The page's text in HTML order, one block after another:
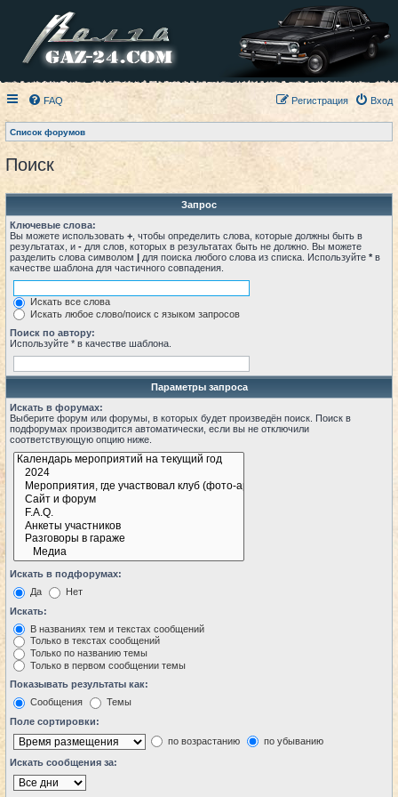
FAQ Вход
Регистрация
Список форумов
Поиск
Запрос
Ключевые слова:
Вы можете использовать + , чтобы определить слова, которые должны быть в
результатах, и - для слов, которых в результатах быть не должно. Вы можете
разделить слова символом | для поиска любого слова из списка. Используйте * в
качестве шаблона для частичного совпадения.
Искать все слова
Искать любое слово/поиск с языком запросов
Поиск по автору:
Используйте * в качестве шаблона.
Параметры запроса
Искать в форумах:
Выберите форум или форумы, в которых будет произведён поиск. Поиск в
подфорумах производится автоматически, если вы не отключили
соответствующую опцию ниже.
Искать в подфорумах:
Да
Нет
Искать:
В названиях тем и текстах сообщений
Только в текстах сообщений
Только по названию темы
Только в первом сообщении темы
Показывать результаты как:
Сообщения
Темы
Поле сортировки:
по возрастанию
по убыванию
Искать сообщения за: